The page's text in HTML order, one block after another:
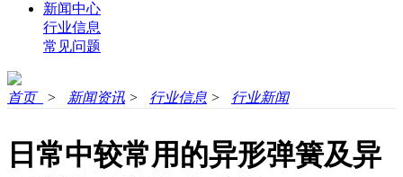
新闻中心
行业信息
常见问题
首页 > 新闻资讯 > 行业信息 > 行业新闻
日常中较常用的异形弹簧及异